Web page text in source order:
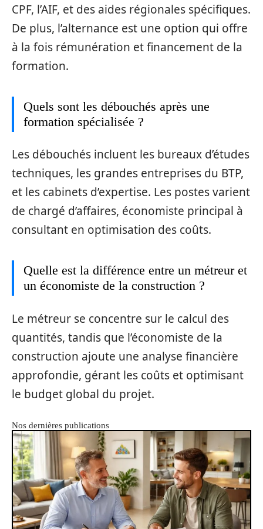
CPF, l’AIF, et des aides régionales spécifiques.
De plus, l’alternance est une option qui offre
à la fois rémunération et financement de la
formation.
Quels sont les débouchés après une
formation spécialisée ?
Les débouchés incluent les bureaux d’études
techniques, les grandes entreprises du BTP,
et les cabinets d’expertise. Les postes varient
de chargé d’affaires, économiste principal à
consultant en optimisation des coûts.
Quelle est la différence entre un métreur et
un économiste de la construction ?
Le métreur se concentre sur le calcul des
quantités, tandis que l’économiste de la
construction ajoute une analyse financière
approfondie, gérant les coûts et optimisant
le budget global du projet.
Nos dernières publications